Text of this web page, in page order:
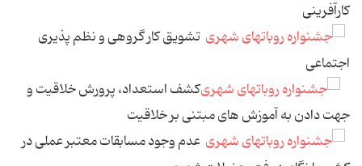
كارآفرینی
تشویق کار گروهی و نظم پذیری
اجتماعی
کشف استعداد، پرورش خلاقیت و
جهت دادن به آموزش های مبتنی بر خلاقیت
عدم وجود مسابقات معتبر عملی در